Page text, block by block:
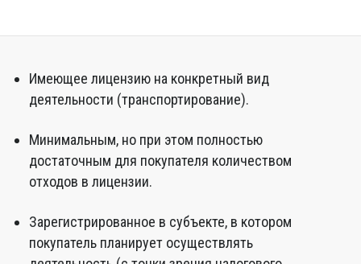
Имеющее лицензию на конкретный вид
деятельности (транспортирование).
Минимальным, но при этом полностью
достаточным для покупателя количеством
отходов в лицензии.
Зарегистрированное в субъекте, в котором
покупатель планирует осуществлять